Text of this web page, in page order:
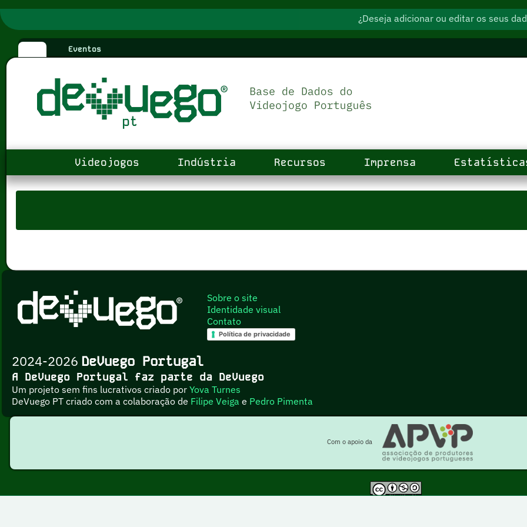
¿Deseja adicionar ou editar os seus
Eventos
Videojogos Indústria Recursos Imprensa
Sobre o site
Identidade visual
Contato
Política de privacidade
2024-2026 DeVuego Portugal
A DeVuego Portugal faz parte da DeVuego
Um projeto sem fins lucrativos criado porYova Turnes
DeVuego PT criado com a colaboração de Filipe Veiga e Pedro Pimenta
Com o apoio da